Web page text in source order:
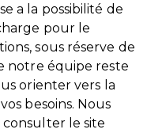
a la possibilité de
pour le
sous réserve de
notre équipe reste
orienter vers la
besoins. Nous
le site